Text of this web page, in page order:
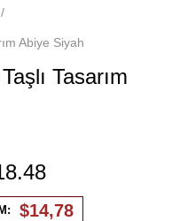
Abiye Siyah
Tasarım
$14,78